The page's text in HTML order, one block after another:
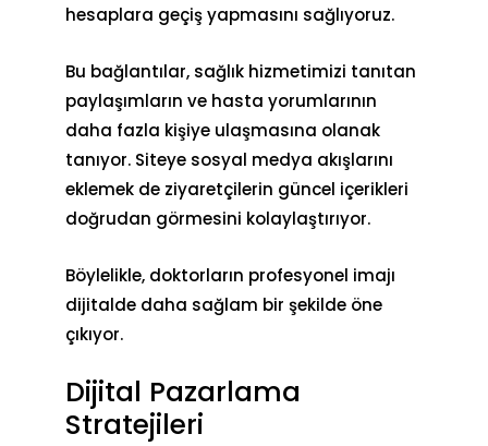
hesaplara geçiş yapmasını sağlıyoruz.
Bu bağlantılar, sağlık hizmetimizi tanıtan
paylaşımların ve hasta yorumlarının
daha fazla kişiye ulaşmasına olanak
tanıyor. Siteye sosyal medya akışlarını
eklemek de ziyaretçilerin güncel içerikleri
doğrudan görmesini kolaylaştırıyor.
Böylelikle, doktorların profesyonel imajı
dijitalde daha sağlam bir şekilde öne
çıkıyor.
Dijital Pazarlama
Stratejileri